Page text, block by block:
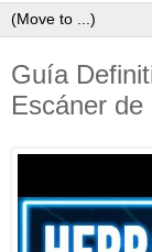
Guía
Escáner